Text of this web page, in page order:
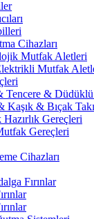
Cihazları
Mutfak Aletleri
Mutfak
Tencere & Düdüklü
Kaşık & Bıçak
Hazırlık Gereçleri
Gereçleri
Cihazları
Fırınlar